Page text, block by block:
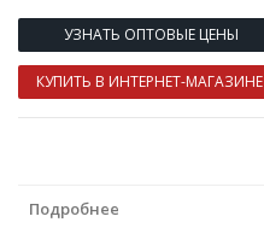
УЗНАТЬ ОПТОВЫЕ ЦЕНЫ
КУПИТЬ В ИНТЕРНЕТ-МАГАЗИНЕ
Подробнее